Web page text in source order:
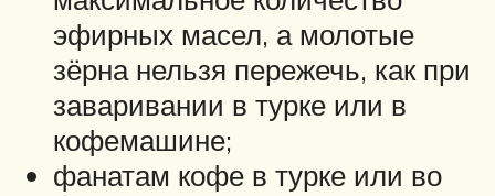
эфирных масел, а молотые
зёрна нельзя пережечь, как при
заваривании в турке или в
кофемашине;
фанатам кофе в турке или во